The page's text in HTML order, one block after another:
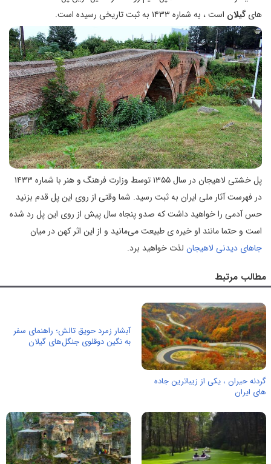
هایگیلان است ، به شماره ۱۴۳۳ به ثبت تاریخی رسیده است.
پل خشتی لاهیجان در سال ۱۳۵۵ توسط وزارت فرهنگ و هنر با شماره ۱۴۳۳
در فهرست آثار ملی ایران به ثبت رسید. شما وقتی از روی این پل قدم بزنید
حس آدمی را خواهید داشت که صدو پنجاه سال پیش از روی این پل رد شده
است و حتما مانند او خیره ی طبیعت می‌مانید و از این اثر کهن در میان
جاهای دیدنی لاهیجان لذت خواهید برد.
مطالب مرتبط
گردنه حیران ، یکی از زیباترین جاده
های ایران
آبشار زمرد حویق تالش؛ راهنمای سفر
به نگین دوقلوی جنگل‌های گیلان